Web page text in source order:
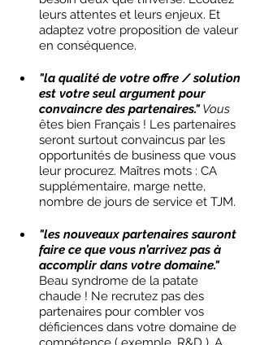
leurs attentes et leurs enjeux. Et
adaptez votre proposition de valeur
en conséquence.
"la qualité de votre offre / solution
est votre seul argument pour
convaincre des partenaires." Vous
êtes bien Français ! Les partenaires
seront surtout convaincus par les
opportunités de business que vous
leur procurez. Maîtres mots : CA
supplémentaire, marge nette,
nombre de jours de service et TJM.
"les nouveaux partenaires sauront
faire ce que vous n’arrivez pas à
accomplir dans votre domaine."
Beau syndrome de la patate
chaude ! Ne recrutez pas des
partenaires pour combler vos
déficiences dans votre domaine de